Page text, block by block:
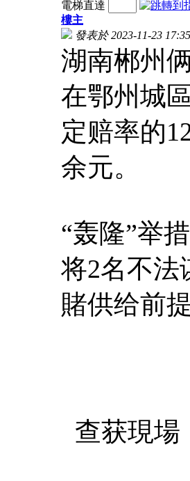
電梯直達
樓主
發表於 2023-11-23
湖南郴州
在鄂州城
定赔率的
余元。
“轰隆”举
将2名不法
賭供给前
查获現場